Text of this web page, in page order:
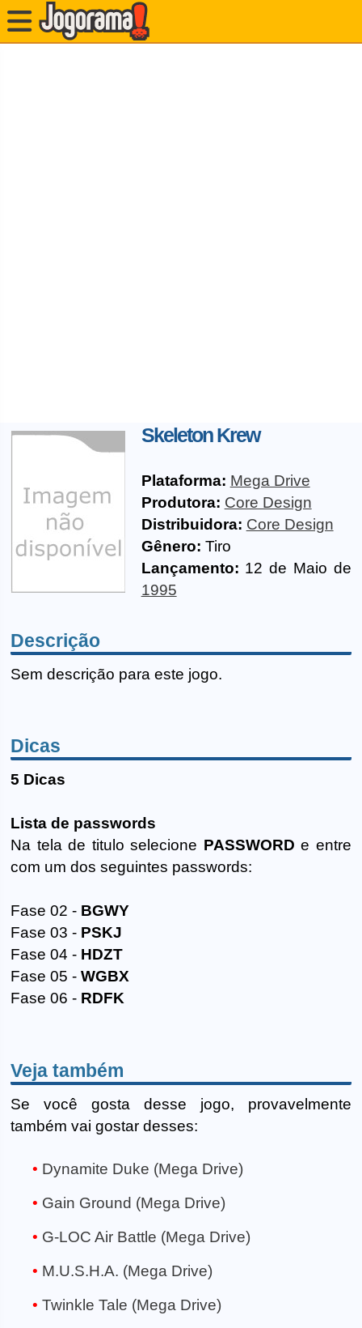
Skeleton Krew
Plataforma: Mega Drive
Produtora: Core Design
Distribuidora: Core Design
Gênero: Tiro
Lançamento: 12 de Maio de
1995
Descrição
Sem descrição para este jogo.
Dicas
5 Dicas
Lista de passwords
Na tela de titulo selecione PASSWORD e entre
com um dos seguintes passwords:
Fase 02 - BGWY
Fase 03 - PSKJ
Fase 04 - HDZT
Fase 05 -WGBX
Fase 06 - RDFK
Veja também
Se você gosta desse jogo, provavelmente
também vai gostar desses:
Dynamite Duke (Mega Drive)
Gain Ground (Mega Drive)
G-LOC Air Battle (Mega Drive)
M.U.S.H.A. (Mega Drive)
Twinkle Tale (Mega Drive)